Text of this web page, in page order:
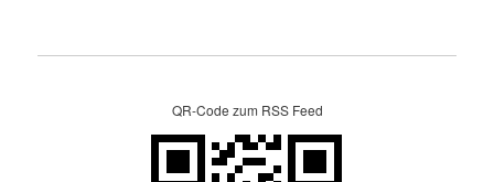
QR-Code zum RSS Feed